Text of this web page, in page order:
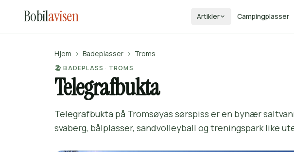
Bobilavisen Artikler Campingplasser
Hjem › Badeplasser › Troms
🏖️ BADEPLASS · TROMS
Telegrafbukta
Telegrafbukta på Tromsøyas sørspiss er en bynær
svaberg, bålplasser, sandvolleyball og treningspark like